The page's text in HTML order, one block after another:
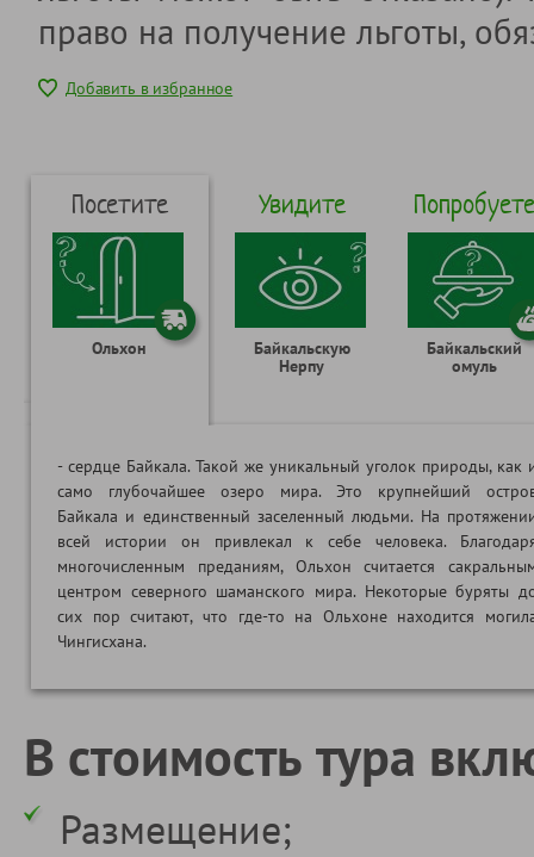
право на получение льготы,
Добавить в избранное
Посетите
Ольхон
Увидите
Байкальскую
Нерпу
Попробуете
Байкальский
омуль
- сердце Байкала. Такой же уникальный уголок природы, как
само глубочайшее озеро мира. Это крупнейший
Байкала и единственный заселенный людьми. На
всей истории он привлекал к себе человека.
многочисленным преданиям, Ольхон считается
центром северного шаманского мира. Некоторые буряты
сих пор считают, что где-то на Ольхоне находится
Чингисхана.
В стоимость тура
Размещение;